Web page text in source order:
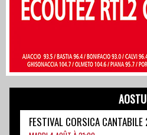
AOSTU
MARDI 4 AOÛT À 21:00